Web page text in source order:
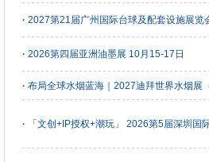
· 2027第21届广州国际台球及配套设施展览
· 2026第四届亚洲油墨展 10月15-17日
· 布局全球水烟蓝海｜2027迪拜世界水烟展
· 「文创+IP授权+潮玩」 2026第5届深圳国